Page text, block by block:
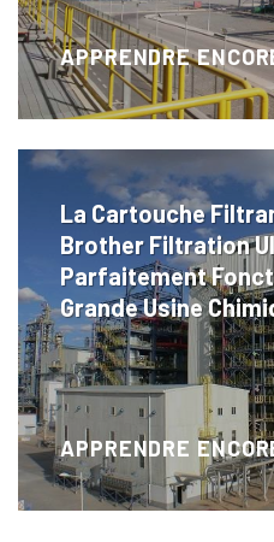
APPRENDRE
La Cartouche
Brother Filtration
Parfaitement
Grande Usine
APPRENDRE